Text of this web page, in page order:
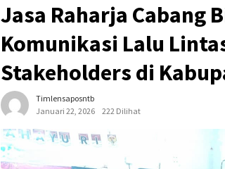
Jasa Raharja Cabang
Komunikasi Lalu
Stakeholders di
Timlensaposntb
Januari 22, 2026
222 Dilihat